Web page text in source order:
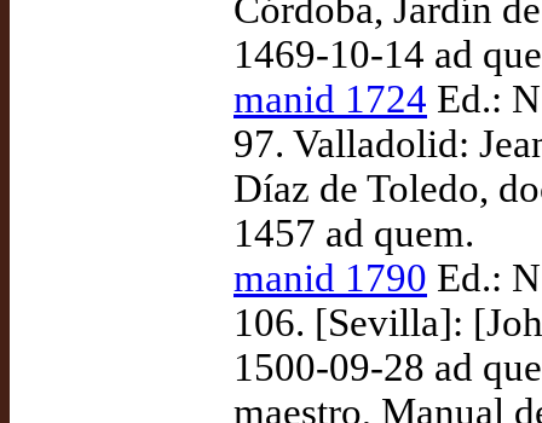
Córdoba, Jardín
1469-10-14 ad
manid 1724 Ed.:
97. Valladolid:
Díaz de Toledo,
1457 ad quem.
manid 1790 Ed.:
106. [Sevilla]:
1500-09-28 ad
maestro, Manual